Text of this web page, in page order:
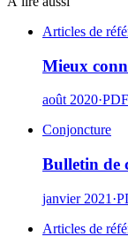
Articles de
Mieux
août 2020·PDF
Conjoncture
Bulletin de
janvier 2021 ·
Articles de